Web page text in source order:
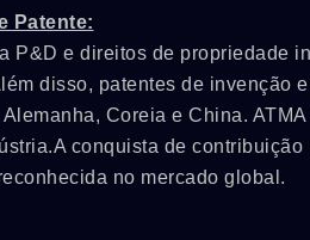
Patente:
P&D e direitos de propriedade
disso, patentes de invenção
Coreia e China.
conquista de
no mercado global.